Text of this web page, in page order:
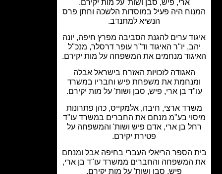
ארי, פיש, סבן ושות' על מות יקירם.
היה פעיל במוסדות הלשכה וחתן פרס
הנשיא למתנדב.
ערים להגנת הסביבה מפרץ חיפה, יונה
יו"ר האיגוד וד"ר עופר דרסלר, מנכ"ל
מנחמים את המשפחה על מות יקירם.
האגודה לזכויות האזרח בישראל אבלה
את משפחת פיש וחבריו במשרד
בן ארי, פיש, סבן ושות' על מות יקירם.
ארצי, חיבה, אלמקייס, כהן פתרונות
בע"מ מנחם את החברים במשרד עו"ד
בן ארי, אדם פיש ושות' והמשפחה על
פטירת יקירם.
הספר הריאלי העברי בחיפה אבל ומנחם
המשפחה והחברים ממשרד עו"ד בן ארי,
פיש, סבן ושות' על מות יקירם.